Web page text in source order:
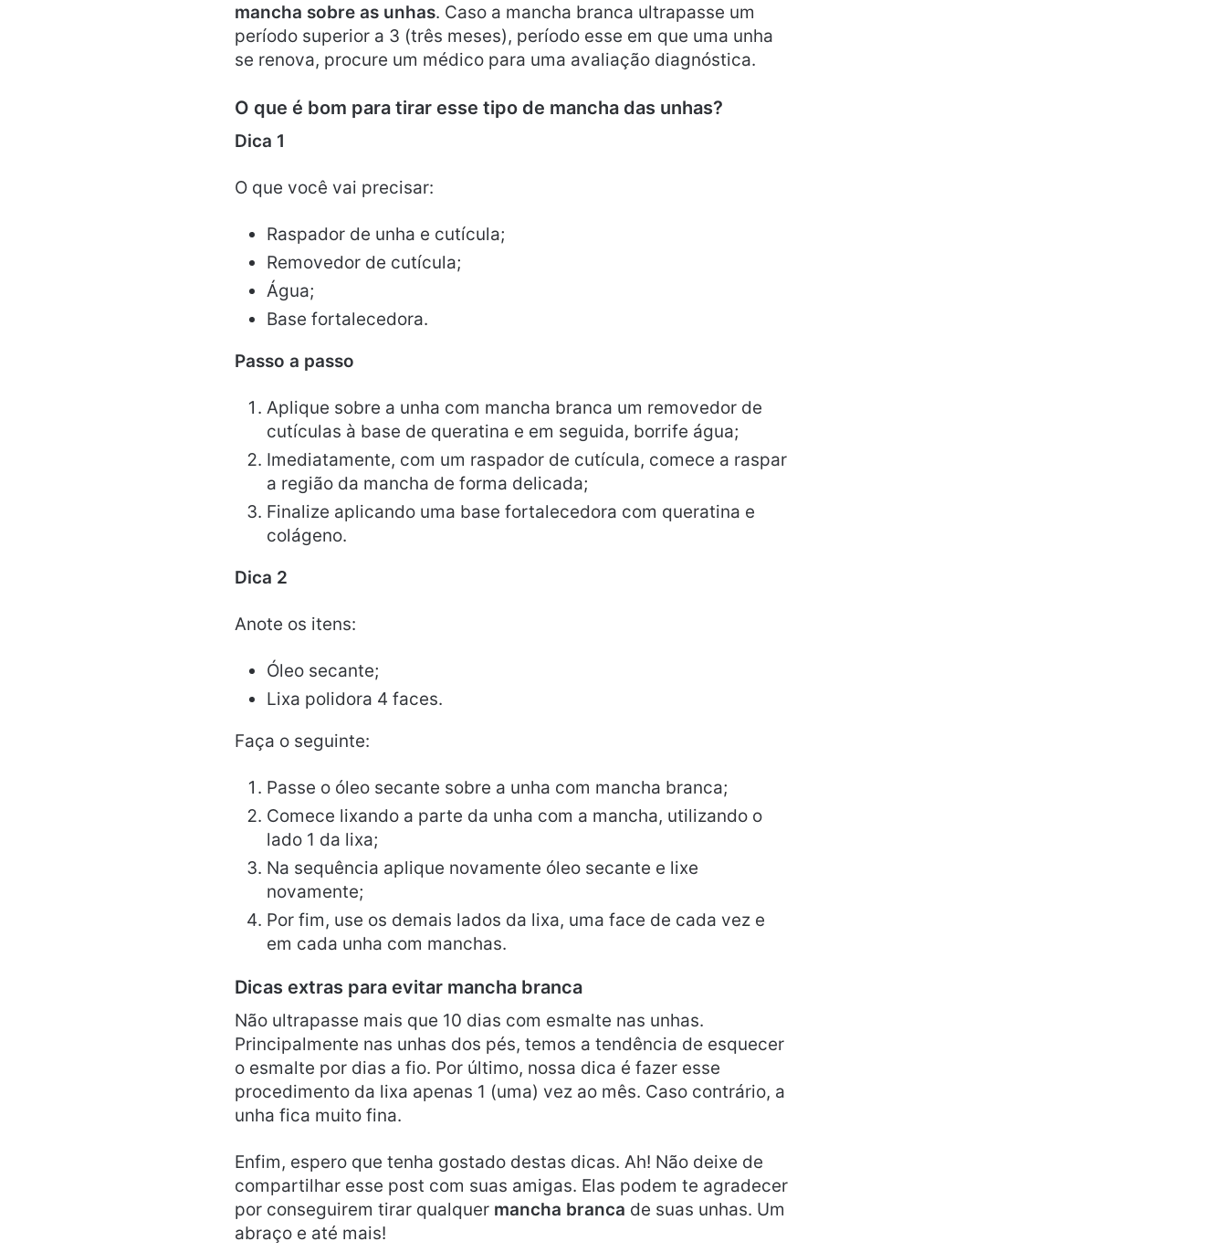
mancha sobre as unhas. Caso a mancha branca ultrapasse um
período superior a 3 (três meses), período esse em que uma unha
se renova, procure um médico para uma avaliação diagnóstica.
O que é bom para tirar esse tipo de mancha das unhas?
Dica 1
O que você vai precisar:
Raspador de unha e cutícula;
Removedor de cutícula;
Água;
Base fortalecedora.
Passo a passo
Aplique sobre a unha com mancha branca um removedor de
cutículas à base de queratina e em seguida, borrife água;
Imediatamente, com um raspador de cutícula, comece a raspar
a região da mancha de forma delicada;
Finalize aplicando uma base fortalecedora com queratina e
colágeno.
Dica 2
Anote os itens:
Óleo secante;
Lixa polidora 4 faces.
Faça o seguinte:
Passe o óleo secante sobre a unha com mancha branca;
Comece lixando a parte da unha com a mancha, utilizando o
lado 1 da lixa;
Na sequência aplique novamente óleo secante e lixe
novamente;
Por fim, use os demais lados da lixa, uma face de cada vez e
em cada unha com manchas.
Dicas extras para evitar mancha branca
Não ultrapasse mais que 10 dias com esmalte nas unhas.
Principalmente nas unhas dos pés, temos a tendência de esquecer
o esmalte por dias a fio. Por último, nossa dica é fazer esse
procedimento da lixa apenas 1 (uma) vez ao mês. Caso contrário, a
unha fica muito fina.
Enfim, espero que tenha gostado destas dicas. Ah! Não deixe de
compartilhar esse post com suas amigas. Elas podem te agradecer
por conseguirem tirar qualquer mancha branca de suas unhas. Um
abraço e até mais!